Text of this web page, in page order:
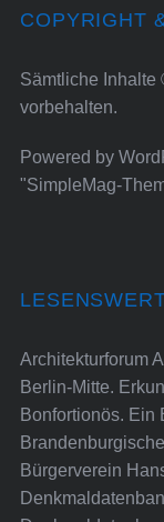
COPYRIGHT
Sämtliche Inhalte
vorbehalten.
Powered by
"SimpleMag-
Architekturforum
Berlin-Mitte.
Bonfortionös. Ein
Bürgerverein